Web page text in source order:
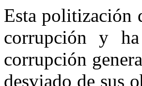
Esta politización
corrupción y
corrupción
desviado de sus